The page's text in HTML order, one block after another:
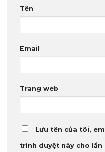
Tên
Email
Trang web
Lưu tên của tôi,
trình duyệt này cho lần